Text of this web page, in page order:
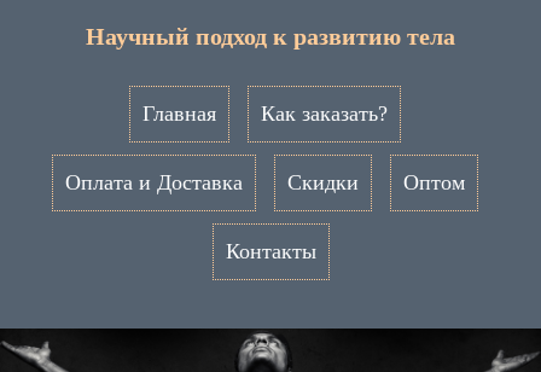
Научный подход к развитию тела
Главная Как заказать?
Оплата и Доставка Скидки Оптом
Контакты